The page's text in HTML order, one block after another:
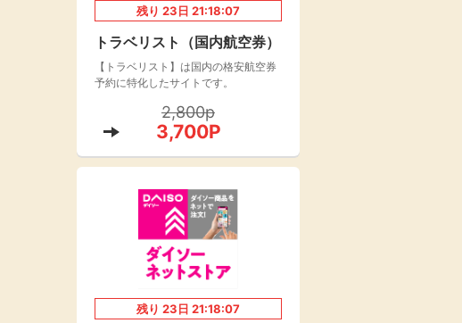
楽天toto【無料利
楽天レシピ
100P
アンケート レシ活
（貯まる・使えるお店）
キャンペーン
情報
残り 23日 21:18:06
トラベリスト（国内航空券）
【トラベリスト】は国内の格安航空券
予約に特化したサイトです。
2,800p
3,700P
残り 23日 21:18:06